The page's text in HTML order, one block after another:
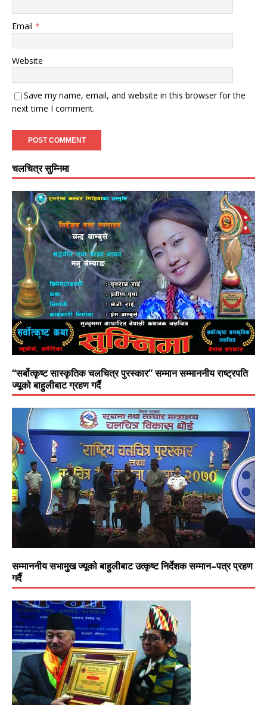
Email *
Website
Save my name, email, and website in this browser for the
next time I comment.
चलचित्र सुम्निमा
“सर्बोत्कृष्ट सास्कृतिक चलचित्र पुरस्कार” सम्मान सम्माननीय राष्ट्रपति
ज्यूको बाहुलीबाट ग्रहण गर्दै
सम्माननीय सभामुुख ज्यूको बाहुलीबाट उत्कृष्ट निर्देशक सम्मान–पत्र प्रहण
गर्दै